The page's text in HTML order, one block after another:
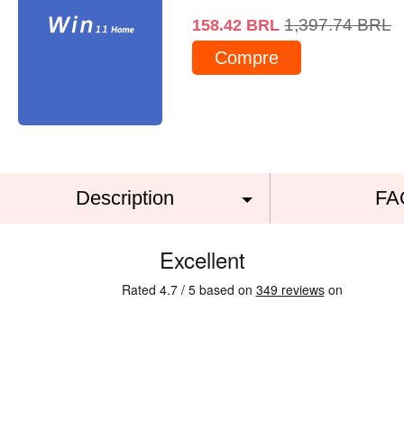
158.42 BRL 1,397.74 BRL
Compre
Description